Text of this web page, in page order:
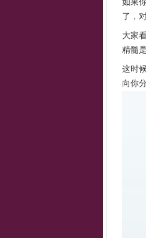
如果
了，
大家
精髓
这时
向你